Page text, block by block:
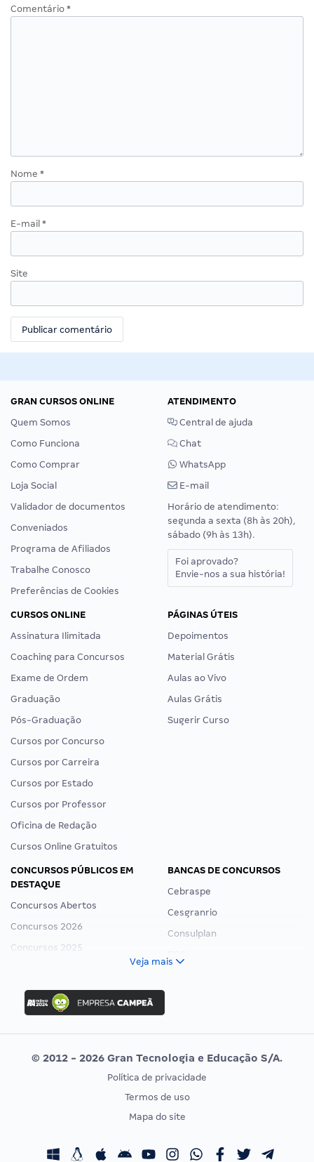
Comentário *
Nome *
E-mail *
Site
GRAN CURSOS ONLINE
Quem Somos
Como Funciona
Como Comprar
Loja Social
Validador de documentos
Conveniados
Programa de Afiliados
Trabalhe Conosco
Preferências de Cookies
ATENDIMENTO
Central de ajuda
Chat
WhatsApp
E-mail
Horário de atendimento:
segunda a sexta (8h às 20h),
sábado (9h às 13h).
Foi aprovado?
Envie-nos a sua história!
CURSOS ONLINE
Assinatura Ilimitada
Coaching para Concursos
Exame de Ordem
Graduação
Pós-Graduação
Cursos por Concurso
Cursos por Carreira
Cursos por Estado
Cursos por Professor
Oficina de Redação
Cursos Online Gratuitos
PÁGINAS ÚTEIS
Depoimentos
Material Grátis
Aulas ao Vivo
Aulas Grátis
Sugerir Curso
CONCURSOS PÚBLICOS EM
DESTAQUE
Concursos Abertos
Concursos 2026
Concursos 2025
Concurso Ibama
Concurso MPU
Editais publicados
BANCAS DE CONCURSOS
Cebraspe
Cesgranrio
Consulplan
Vunesp
CONCURSOS POR PROFISSÃO
Concursos Fiscais
EXAME DE ORDEM
Calendário OAB
Veja mais
© 2012 - 2026 Gran Tecnologia e Educação S/A.
Política de privacidade
Termos de uso
Mapa do site